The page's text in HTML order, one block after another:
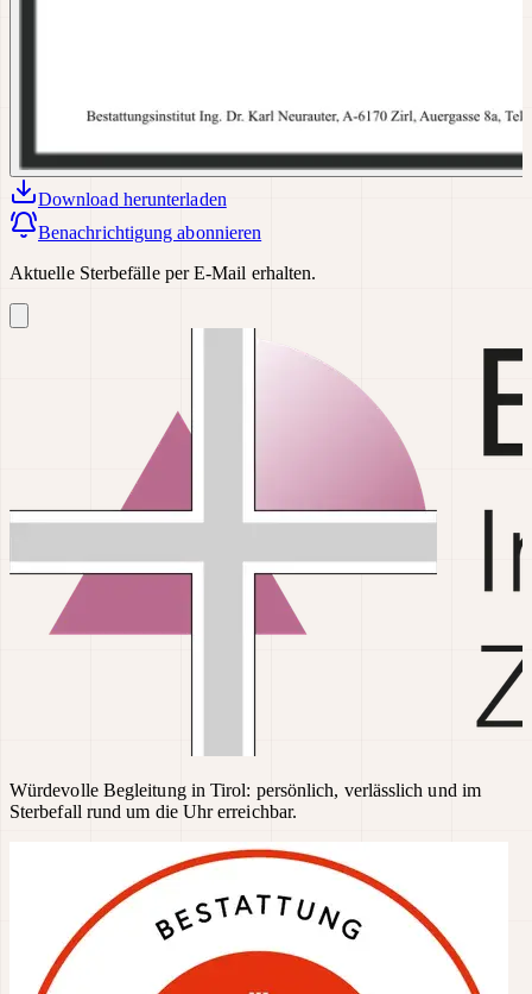
Download herunterladen
Benachrichtigung abonnieren
Aktuelle Sterbefälle per E-Mail erhalten.
Würdevolle Begleitung in Tirol: persönlich, verlässlich und im
Sterbefall rund um die Uhr erreichbar.